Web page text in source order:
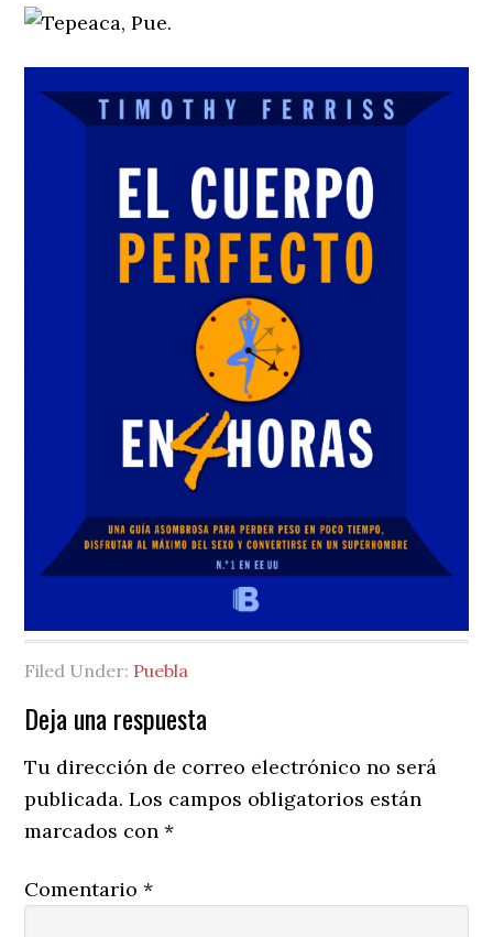
Filed Under: Puebla
Reader
Interactions
Deja una respuesta
Tu dirección de correo electrónico no será
publicada. Los campos obligatorios están
marcados con*
Comentario*